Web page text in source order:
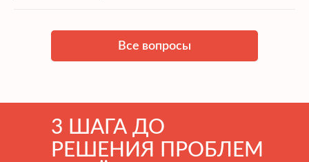
Все вопросы
3 ШАГА ДО
РЕШЕНИЯ ПРОБЛЕМ